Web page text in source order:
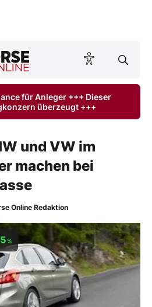
BÖRSE ONLINE lesen
für Anleger +++ Dieser
überzeugt +++
und VW im
machen bei
Online Redaktion
%